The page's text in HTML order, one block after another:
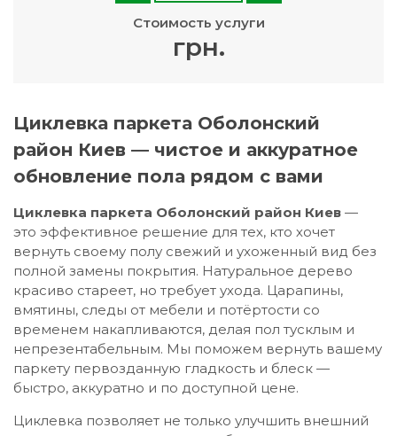
Стоимость услуги
грн.
Циклевка паркета Оболонский
район Киев — чистое и аккуратное
обновление пола рядом с вами
Циклевка паркета Оболонский район Киев —
это эффективное решение для тех, кто хочет
вернуть своему полу свежий и ухоженный вид без
полной замены покрытия. Натуральное дерево
красиво стареет, но требует ухода. Царапины,
вмятины, следы от мебели и потёртости со
временем накапливаются, делая пол тусклым и
непрезентабельным. Мы поможем вернуть вашему
паркету первозданную гладкость и блеск —
быстро, аккуратно и по доступной цене.
Циклевка позволяет не только улучшить внешний